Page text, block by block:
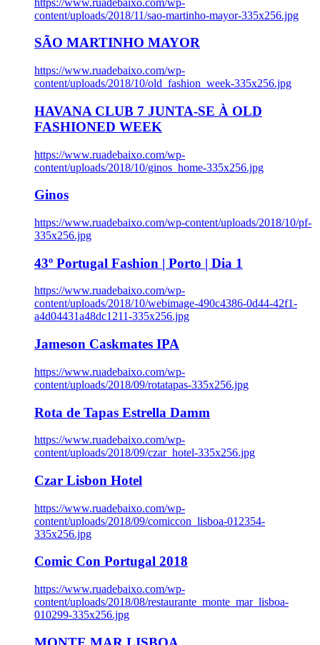
content/uploads/2018/11/sao-martinho-mayor-335x256.jpg
SÃO MARTINHO MAYOR
https://www.ruadebaixo.com/wp-
content/uploads/2018/10/old_fashion_week-335x256.jpg
HAVANA CLUB 7 JUNTA-SE À OLD
FASHIONED WEEK
https://www.ruadebaixo.com/wp-
content/uploads/2018/10/ginos_home-335x256.jpg
Ginos
https://www.ruadebaixo.com/wp-content/uploads/2018/10/pf-
335x256.jpg
43º Portugal Fashion | Porto | Dia 1
https://www.ruadebaixo.com/wp-
content/uploads/2018/10/webimage-490c4386-0d44-42f1-
a4d04431a48dc1211-335x256.jpg
Jameson Caskmates IPA
https://www.ruadebaixo.com/wp-
content/uploads/2018/09/rotatapas-335x256.jpg
Rota de Tapas Estrella Damm
https://www.ruadebaixo.com/wp-
content/uploads/2018/09/czar_hotel-335x256.jpg
Czar Lisbon Hotel
https://www.ruadebaixo.com/wp-
content/uploads/2018/09/comiccon_lisboa-012354-
335x256.jpg
Comic Con Portugal 2018
https://www.ruadebaixo.com/wp-
content/uploads/2018/08/restaurante_monte_mar_lisboa-
010299-335x256.jpg